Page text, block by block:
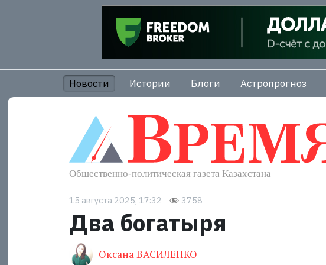
Новости Истории Блоги Астропрогноз
15 августа 2025, 17:32 3758
Два богатыря
Оксана ВАСИЛЕНКО